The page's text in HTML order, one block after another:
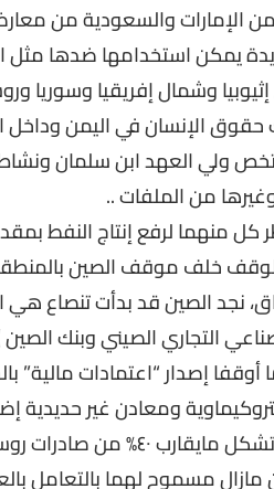
الإمارات والسعودية من
يمكن استخدامها ضدها مثل
وشمال إفريقيا وسوريا
حقوق الإنسان في اليمن وداخل
ولي العهد ابن سلمان
من الملفات ..
خلف موقف الصين
نجد الصين قد بدأت تنصاع
التجاري الصيني وبنك
أوقفا إصدار “اعتمادات
ومعادن غير حديدية
والأثاث، وهي تشكل
مازال مسموح لهما بالتعامل